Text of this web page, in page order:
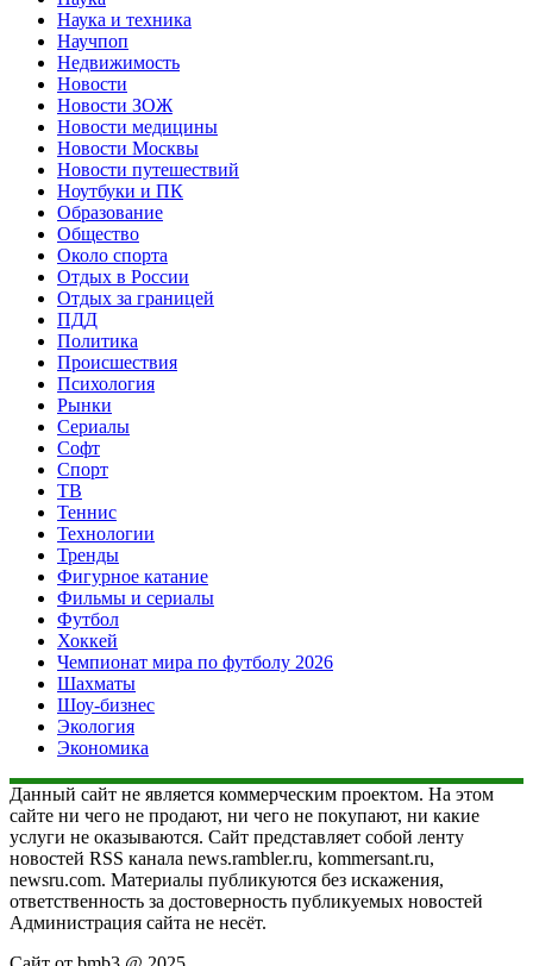
Наука и техника
Научпоп
Недвижимость
Новости
Новости ЗОЖ
Новости медицины
Новости Москвы
Новости путешествий
Ноутбуки и ПК
Образование
Общество
Около спорта
Отдых в России
Отдых за границей
ПДД
Политика
Происшествия
Психология
Рынки
Сериалы
Софт
Спорт
ТВ
Теннис
Технологии
Тренды
Фигурное катание
Фильмы и сериалы
Футбол
Хоккей
Чемпионат мира по футболу 2026
Шахматы
Шоу-бизнес
Экология
Экономика
Данный сайт не является коммерческим проектом. На этом
сайте ни чего не продают, ни чего не покупают, ни какие
услуги не оказываются. Сайт представляет собой ленту
новостей RSS канала news.rambler.ru, kommersant.ru,
newsru.com. Материалы публикуются без искажения,
ответственность за достоверность публикуемых новостей
Администрация сайта не несёт.